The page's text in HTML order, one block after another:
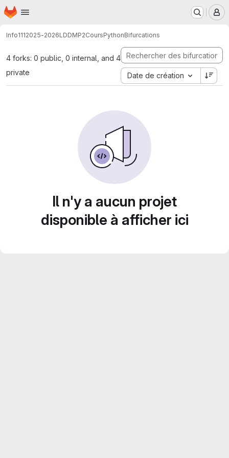
Passer au contenu principal
Page d'accueil
Info1112025-2026LDDMP2CoursPythonBifurcations
4 forks: 0 public, 0 internal, and 4
private
Date de création
Il n'y a aucun projet
disponible à afficher ici